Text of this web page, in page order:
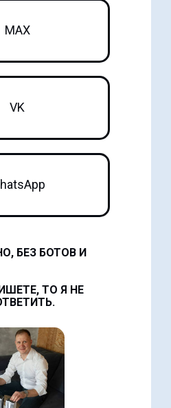
, БЕЗ БОТОВ И
ТО Я НЕ
VK
MAX